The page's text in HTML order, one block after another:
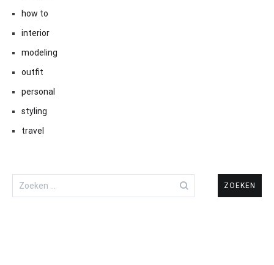
how to
interior
modeling
outfit
personal
styling
travel
Zoeken
naar: